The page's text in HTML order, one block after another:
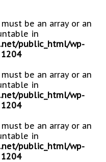
be an array or an
in
public_html/wp-
1204
be an array or an
in
public_html/wp-
1204
be an array or an
in
public_html/wp-
1204